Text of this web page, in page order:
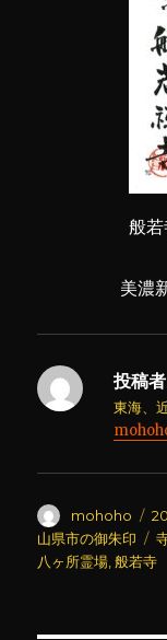
般
美濃
投稿
東海、
投
稿
者
mohoho
投
稿
日:
山県市の御朱印
グ
八ヶ所霊場 ,般若寺